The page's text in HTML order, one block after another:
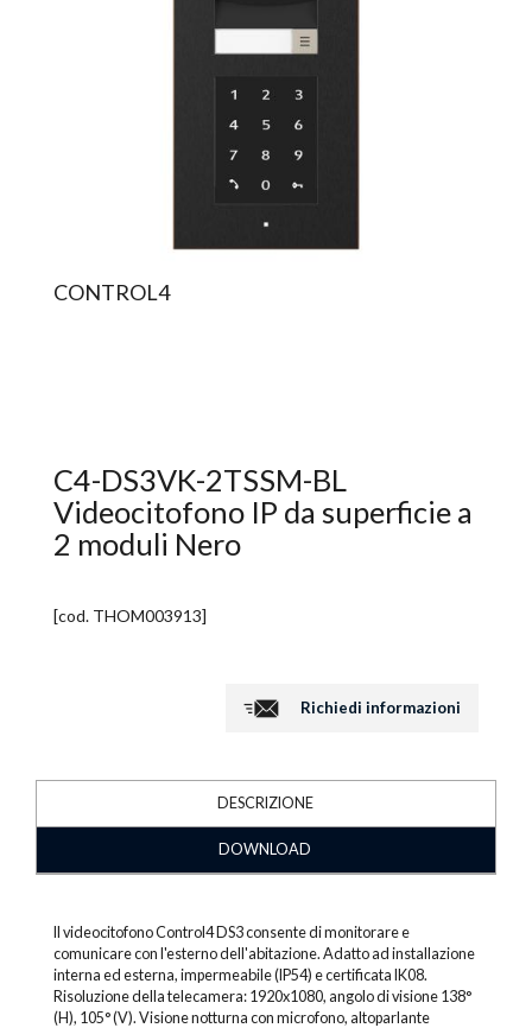
CONTROL4
C4-DS3VK-2TSSM-BL
Videocitofono IP da superficie a
2 moduli Nero
[cod. THOM003913]
Richiedi informazioni
DESCRIZIONE
DOWNLOAD
Il videocitofono Control4 DS3 consente di monitorare e
comunicare con l'esterno dell'abitazione. Adatto ad installazione
interna ed esterna, impermeabile (IP54) e certificata IK08.
Risoluzione della telecamera: 1920x1080, angolo di visione 138°
(H), 105° (V). Visione notturna con microfono, altoparlante